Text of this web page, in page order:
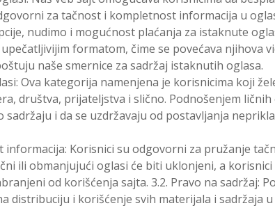
za tačnost i kompletnost informacija u
nudimo i mogućnost plaćanja za istaknute
formatom, čime se povećava njihova
naše smernice za sadržaj istaknutih oglasa.
Ova kategorija namenjena je korisnicima koji
društva, prijateljstva i slično. Podnošenjem
sadržaju i da se uzdržavaju od postavljanja
informacija: Korisnici su odgovorni za pružanje
ili obmanjujući oglasi će biti uklonjeni, a
od korišćenja sajta. 3.2. Pravo na sadržaj:
distribuciju i korišćenje svih materijala i sadržaja